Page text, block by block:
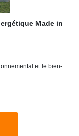
Made in
et le bien-